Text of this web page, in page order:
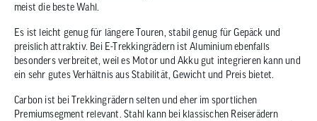
meist die beste Wahl.
Es ist leicht genug für längere Touren, stabil genug für Gepäck und
preislich attraktiv. Bei E-Trekkingrädern ist Aluminium ebenfalls
besonders verbreitet, weil es Motor und Akku gut integrieren kann und
ein sehr gutes Verhältnis aus Stabilität, Gewicht und Preis bietet.
Carbon ist bei Trekkingrädern selten und eher im sportlichen
Premiumsegment relevant. Stahl kann bei klassischen Reiserädern